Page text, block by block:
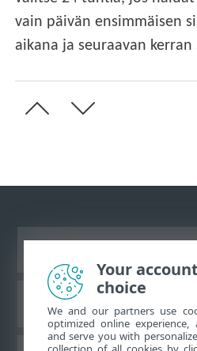
vain päivän ensimmäisen
aikana ja seuraavan
ESET-
Your
choice
We and our partners use
optimized online
and serve you with